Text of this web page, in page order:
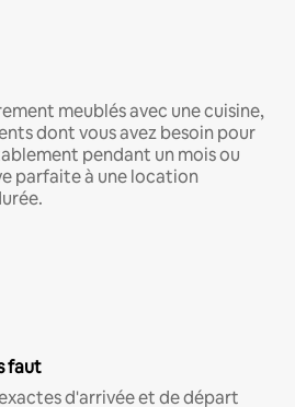
meublés avec une cuisine,
dont vous avez besoin pour
pendant un mois ou
parfaite à une location
faut
d'arrivée et de départ